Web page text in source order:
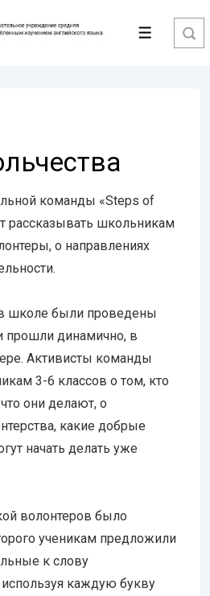
Меню
команды «Steps of
рассказывать школьникам
о направлениях
в школе были проведены
прошли динамично, в
Активисты команды
3-6 классов о том, кто
они делают, о
какие добрые
начать делать уже
волонтеров было
ученикам предложили
к слову
каждую букву